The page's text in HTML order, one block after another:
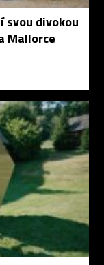
svou divokou
Mallorce